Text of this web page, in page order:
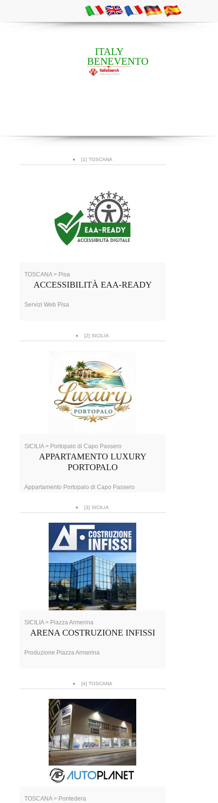
ITALY
BENEVENTO
[1] TOSCANA
TOSCANA > Pisa
ACCESSIBILITÀ EAA-READY
Servizi Web Pisa
[2] SICILIA
SICILIA > Portopalo di Capo Passero
APPARTAMENTO LUXURY
PORTOPALO
Appartamento Portopalo di Capo Passero
[3] SICILIA
SICILIA > Piazza Armerina
ARENA COSTRUZIONE INFISSI
Produzione Piazza Armerina
[4] TOSCANA
TOSCANA > Pontedera